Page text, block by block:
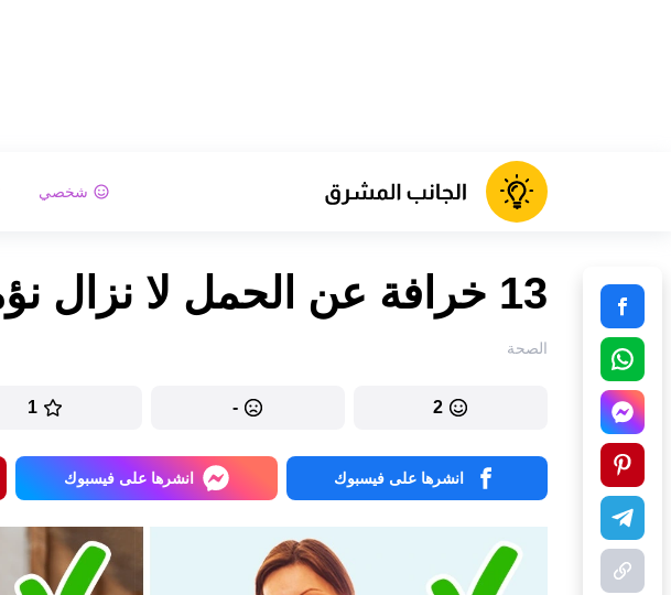
شخصي
13 خرافة عن الحمل لا نزال نؤمن بها
الصحة
2
-
1
انشرها على فيسبوك انشرها على فيسبوك